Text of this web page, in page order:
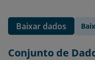
Baixar dados
Conjunto de